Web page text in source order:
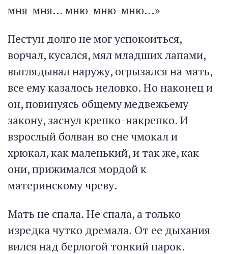
мня-мня… мню-мню-мню…»
Пестун долго не мог успокоиться,
ворчал, кусался, мял младших лапами,
выглядывал наружу, огрызался на мать,
все ему казалось неловко. Но наконец и
он, повинуясь общему медвежьему
закону, заснул крепко-накрепко. И
взрослый болван во сне чмокал и
хрюкал, как маленький, и так же, как
они, прижимался мордой к
материнскому чреву.
Мать не спала. Не спала, а только
изредка чутко дремала. От ее дыхания
вился над берлогой тонкий парок.